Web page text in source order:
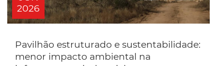
2026
Pavilhão estruturado e sustentabilidade:
menor impacto ambiental na